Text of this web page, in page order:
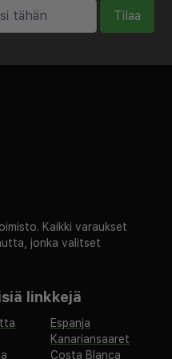
Vuodevaatteet ja
maksetaan meille.
24 t. Check
Tilaa
Kaikki varaukset
jonka valitset
linkkejä
Espanja
Kanariansaaret
Costa Blanca